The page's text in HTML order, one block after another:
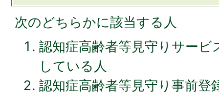
次のどちらかに該当する人
認知症高齢者等見守りサービ
している人
認知症高齢者等見守り事前登